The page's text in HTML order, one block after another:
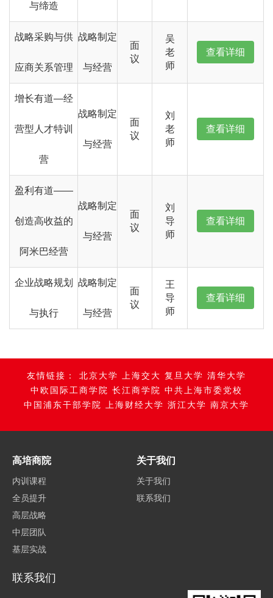
与缔造
战略采购与供
应商关系管理
战略制定
与经营
面
议
吴
老
师
查看详细
增长有道—经
营型人才特训
营
战略制定
与经营
面
议
刘
老
师
查看详细
盈利有道——
创造高收益的
阿米巴经营
战略制定
与经营
面
议
刘
导
师
查看详细
企业战略规划
与执行
战略制定
与经营
面
议
王
导
师
查看详细
友情链接： 北京大学 上海交大 复旦大学 清华大学
中欧国际工商学院 长江商学院 中共上海市委党校
中国浦东干部学院 上海财经大学 浙江大学 南京大学
高培商院
内训课程
全员提升
高层战略
中层团队
基层实战
关于我们
关于我们
联系我们
联系我们